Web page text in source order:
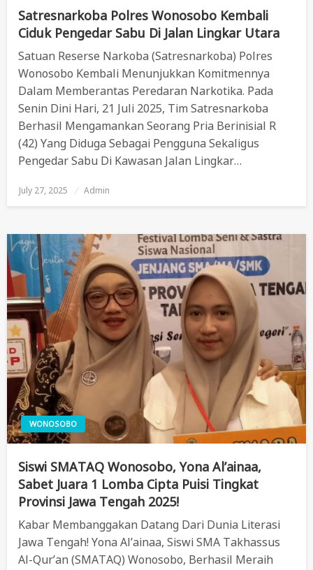
Satresnarkoba Polres Wonosobo Kembali
Ciduk Pengedar Sabu Di Jalan Lingkar Utara
Satuan Reserse Narkoba (Satresnarkoba) Polres
Wonosobo Kembali Menunjukkan Komitmennya
Dalam Memberantas Peredaran Narkotika. Pada
Senin Dini Hari, 21 Juli 2025, Tim Satresnarkoba
Berhasil Mengamankan Seorang Pria Berinisial R
(42) Yang Diduga Sebagai Pengguna Sekaligus
Pengedar Sabu Di Kawasan Jalan Lingkar…
Posted
On
July 27, 2025 Admin
WONOSOBO
Siswi SMATAQ Wonosobo, Yona Al’ainaa,
Sabet Juara 1 Lomba Cipta Puisi Tingkat
Provinsi Jawa Tengah 2025!
Kabar Membanggakan Datang Dari Dunia Literasi
Jawa Tengah! Yona Al’ainaa, Siswi SMA Takhassus
Al-Qur’an (SMATAQ) Wonosobo, Berhasil Meraih